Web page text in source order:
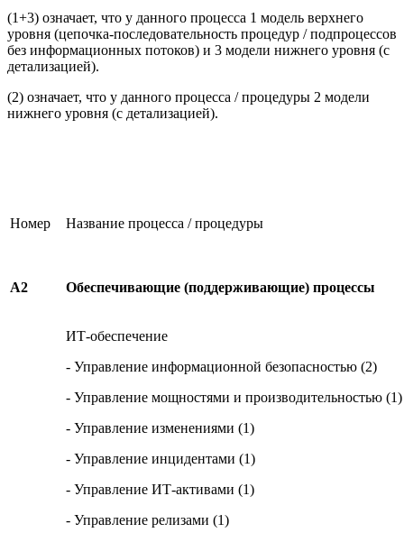
(1+3) означает, что у данного процесса 1 модель верхнего
уровня (цепочка-последовательность процедур / подпроцессов
без информационных потоков) и 3 модели нижнего уровня (с
детализацией).
(2) означает, что у данного процесса / процедуры 2 модели
нижнего уровня (с детализацией).
Номер Название процесса / процедуры
А2 Обеспечивающие (поддерживающие) процессы
ИТ-обеспечение
- Управление информационной безопасностью (2)
- Управление мощностями и производительностью (1)
- Управление изменениями (1)
- Управление инцидентами (1)
- Управление ИТ-активами (1)
- Управление релизами (1)